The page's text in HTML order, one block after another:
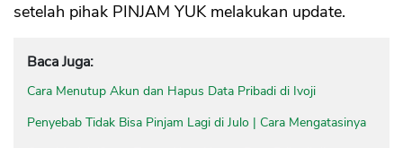
setelah pihak PINJAM YUK melakukan update.
Baca Juga:
Cara Menutup Akun dan Hapus Data Pribadi di Ivoji
Penyebab Tidak Bisa Pinjam Lagi di Julo | Cara Mengatasinya